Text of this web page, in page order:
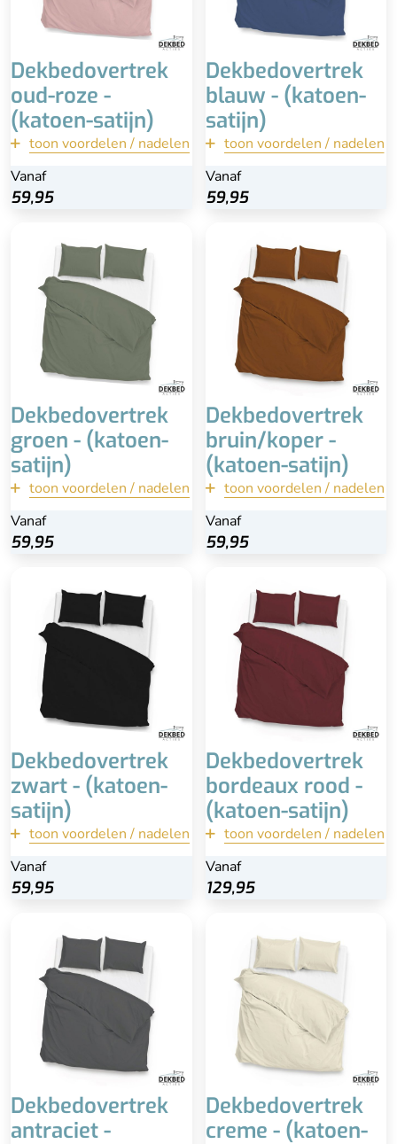
Dekbedovertrek
oud-roze -
(katoen-satijn)
toon voordelen / nadelen
Vanaf
59,95
terug
Bekijk
Dekbedovertrek
blauw - (katoen-
satijn)
toon voordelen / nadelen
Vanaf
59,95
terug
Bekijk
Dekbedovertrek
groen - (katoen-
satijn)
toon voordelen / nadelen
Vanaf
59,95
Inclusief kussenslopen
(60x70)
100% katoen-satijn
Extra lange instopstrook
Wasbaar
terug
Bekijk
Dekbedovertrek
bruin/koper -
(katoen-satijn)
toon voordelen / nadelen
Vanaf
59,95
Inclusief kussenslopen
100% katoen-satijn
Extra lange instopstrook
Wasbaar
terug
Bekijk
Dekbedovertrek
zwart - (katoen-
satijn)
toon voordelen / nadelen
Vanaf
59,95
Inclusief kussenslopen
100% katoen-satijn
Wasbaar
terug
Bekijk
Dekbedovertrek
bordeaux rood -
(katoen-satijn)
toon voordelen / nadelen
Vanaf
129,95
Inclusief kussenslopen
100% katoen-satijn
Extra lange instopstrook
Wasbaar
terug
Bekijk
Dekbedovertrek
antraciet -
Inclusief kussenslopen
100% katoen-satijn
Extra lange instopstrook
Wasbaar
Dekbedovertrek
creme - (katoen-
Inclusief kussenslopen
100% katoen-satijn
Extra lange instopstrook
Wasbaar